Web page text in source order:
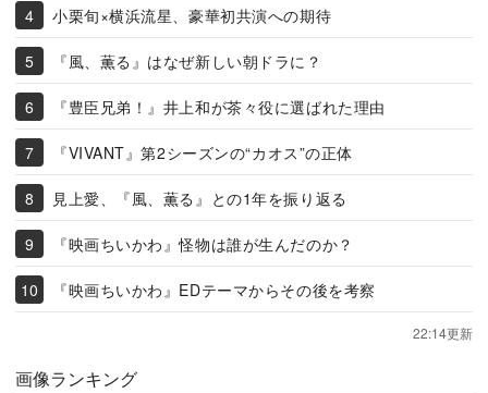
小栗旬×横浜流星、豪華初共演への期待
『風、薫る』はなぜ新しい朝ドラに？
『豊臣兄弟！』井上和が茶々役に選ばれた理由
『VIVANT』第2シーズンの“カオス”の正体
見上愛、『風、薫る』との1年を振り返る
『映画ちいかわ』怪物は誰が生んだのか？
『映画ちいかわ』EDテーマからその後を考察
22:14更新
画像ランキング